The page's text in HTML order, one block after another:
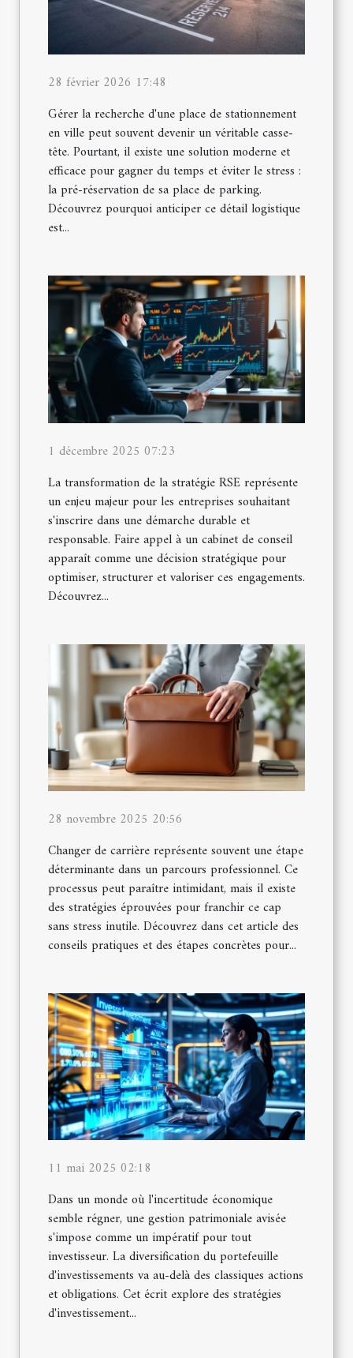
28 février 2026 17:48
Gérer la recherche d'une place de stationnement
en ville peut souvent devenir un véritable casse-
tête. Pourtant, il existe une solution moderne et
efficace pour gagner du temps et éviter le stress :
la pré-réservation de sa place de parking.
Découvrez pourquoi anticiper ce détail logistique
est...
1 décembre 2025 07:23
La transformation de la stratégie RSE représente
un enjeu majeur pour les entreprises souhaitant
s'inscrire dans une démarche durable et
responsable. Faire appel à un cabinet de conseil
apparaît comme une décision stratégique pour
optimiser, structurer et valoriser ces engagements.
Découvrez...
28 novembre 2025 20:56
Changer de carrière représente souvent une étape
déterminante dans un parcours professionnel. Ce
processus peut paraître intimidant, mais il existe
des stratégies éprouvées pour franchir ce cap
sans stress inutile. Découvrez dans cet article des
conseils pratiques et des étapes concrètes pour...
11 mai 2025 02:18
Dans un monde où l'incertitude économique
semble régner, une gestion patrimoniale avisée
s'impose comme un impératif pour tout
investisseur. La diversification du portefeuille
d'investissements va au-delà des classiques actions
et obligations. Cet écrit explore des stratégies
d'investissement...